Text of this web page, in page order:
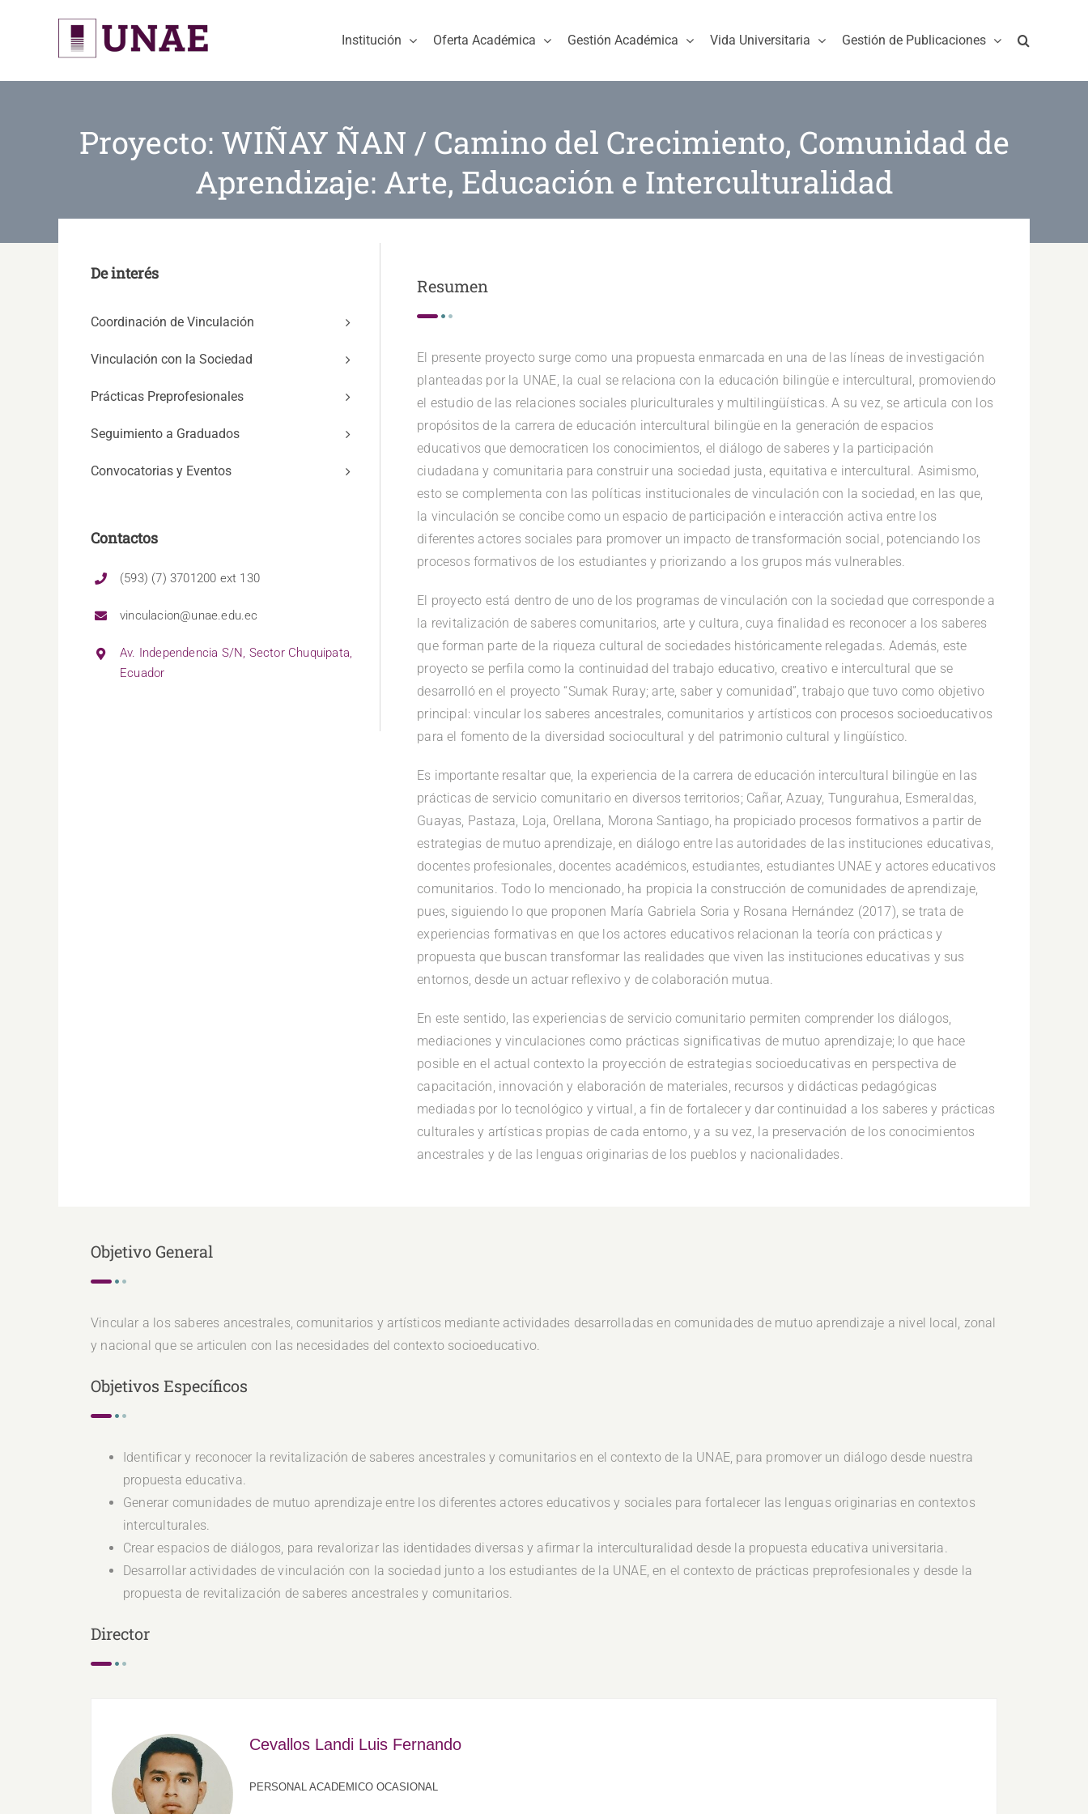
Institución Oferta Académica Gestión Académica Vida Universitaria Gestión de Publicaciones
Proyecto: WIÑAY ÑAN / Camino del Crecimiento, Comunidad de
Aprendizaje: Arte, Educación e Interculturalidad
De interés
Coordinación de Vinculación
Vinculación con la Sociedad
Prácticas Preprofesionales
Seguimiento a Graduados
Convocatorias y Eventos
Contactos
(593) (7) 3701200 ext 130
vinculacion@unae.edu.ec
Av. Independencia S/N, Sector Chuquipata,
Ecuador
Resumen
El presente proyecto surge como una propuesta enmarcada en una de las líneas de investigación
planteadas por la UNAE, la cual se relaciona con la educación bilingüe e intercultural, promoviendo
el estudio de las relaciones sociales pluriculturales y multilingüísticas. A su vez, se articula con los
propósitos de la carrera de educación intercultural bilingüe en la generación de espacios
educativos que democraticen los conocimientos, el diálogo de saberes y la participación
ciudadana y comunitaria para construir una sociedad justa, equitativa e intercultural. Asimismo,
esto se complementa con las políticas institucionales de vinculación con la sociedad, en las que,
la vinculación se concibe como un espacio de participación e interacción activa entre los
diferentes actores sociales para promover un impacto de transformación social, potenciando los
procesos formativos de los estudiantes y priorizando a los grupos más vulnerables.
El proyecto está dentro de uno de los programas de vinculación con la sociedad que corresponde a
la revitalización de saberes comunitarios, arte y cultura, cuya finalidad es reconocer a los saberes
que forman parte de la riqueza cultural de sociedades históricamente relegadas. Además, este
proyecto se perfila como la continuidad del trabajo educativo, creativo e intercultural que se
desarrolló en el proyecto “Sumak Ruray; arte, saber y comunidad”, trabajo que tuvo como objetivo
principal: vincular los saberes ancestrales, comunitarios y artísticos con procesos socioeducativos
para el fomento de la diversidad sociocultural y del patrimonio cultural y lingüístico.
Es importante resaltar que, la experiencia de la carrera de educación intercultural bilingüe en las
prácticas de servicio comunitario en diversos territorios; Cañar, Azuay, Tungurahua, Esmeraldas,
Guayas, Pastaza, Loja, Orellana, Morona Santiago, ha propiciado procesos formativos a partir de
estrategias de mutuo aprendizaje, en diálogo entre las autoridades de las instituciones educativas,
docentes profesionales, docentes académicos, estudiantes, estudiantes UNAE y actores educativos
comunitarios. Todo lo mencionado, ha propicia la construcción de comunidades de aprendizaje,
pues, siguiendo lo que proponen María Gabriela Soria y Rosana Hernández (2017), se trata de
experiencias formativas en que los actores educativos relacionan la teoría con prácticas y
propuesta que buscan transformar las realidades que viven las instituciones educativas y sus
entornos, desde un actuar reflexivo y de colaboración mutua.
En este sentido, las experiencias de servicio comunitario permiten comprender los diálogos,
mediaciones y vinculaciones como prácticas significativas de mutuo aprendizaje; lo que hace
posible en el actual contexto la proyección de estrategias socioeducativas en perspectiva de
capacitación, innovación y elaboración de materiales, recursos y didácticas pedagógicas
mediadas por lo tecnológico y virtual, a fin de fortalecer y dar continuidad a los saberes y prácticas
culturales y artísticas propias de cada entorno, y a su vez, la preservación de los conocimientos
ancestrales y de las lenguas originarias de los pueblos y nacionalidades.
Objetivo General
Vincular a los saberes ancestrales, comunitarios y artísticos mediante actividades desarrolladas en comunidades de mutuo aprendizaje a nivel local, zonal
y nacional que se articulen con las necesidades del contexto socioeducativo.
Objetivos Específicos
Identificar y reconocer la revitalización de saberes ancestrales y comunitarios en el contexto de la UNAE, para promover un diálogo desde nuestra
propuesta educativa.
Generar comunidades de mutuo aprendizaje entre los diferentes actores educativos y sociales para fortalecer las lenguas originarias en contextos
interculturales.
Crear espacios de diálogos, para revalorizar las identidades diversas y afirmar la interculturalidad desde la propuesta educativa universitaria.
Desarrollar actividades de vinculación con la sociedad junto a los estudiantes de la UNAE, en el contexto de prácticas preprofesionales y desde la
propuesta de revitalización de saberes ancestrales y comunitarios.
Director
Cevallos Landi Luis Fernando
PERSONAL ACADEMICO OCASIONAL